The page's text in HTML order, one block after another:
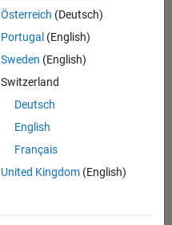
Österreich (Deutsch)
Portugal (English)
Sweden (English)
Switzerland
Deutsch
English
Français
United Kingdom(English)